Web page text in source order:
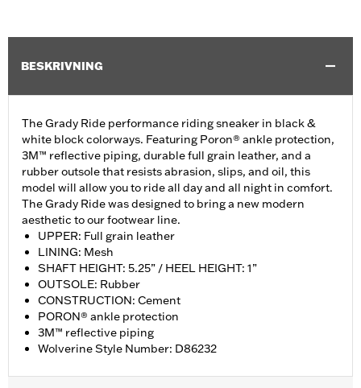
BESKRIVNING
The Grady Ride performance riding sneaker in black &
white block colorways. Featuring Poron® ankle protection,
3M™ reflective piping, durable full grain leather, and a
rubber outsole that resists abrasion, slips, and oil, this
model will allow you to ride all day and all night in comfort.
The Grady Ride was designed to bring a new modern
aesthetic to our footwear line.
UPPER: Full grain leather
LINING: Mesh
SHAFT HEIGHT: 5.25” / HEEL HEIGHT: 1”
OUTSOLE: Rubber
CONSTRUCTION: Cement
PORON® ankle protection
3M™ reflective piping
Wolverine Style Number: D86232